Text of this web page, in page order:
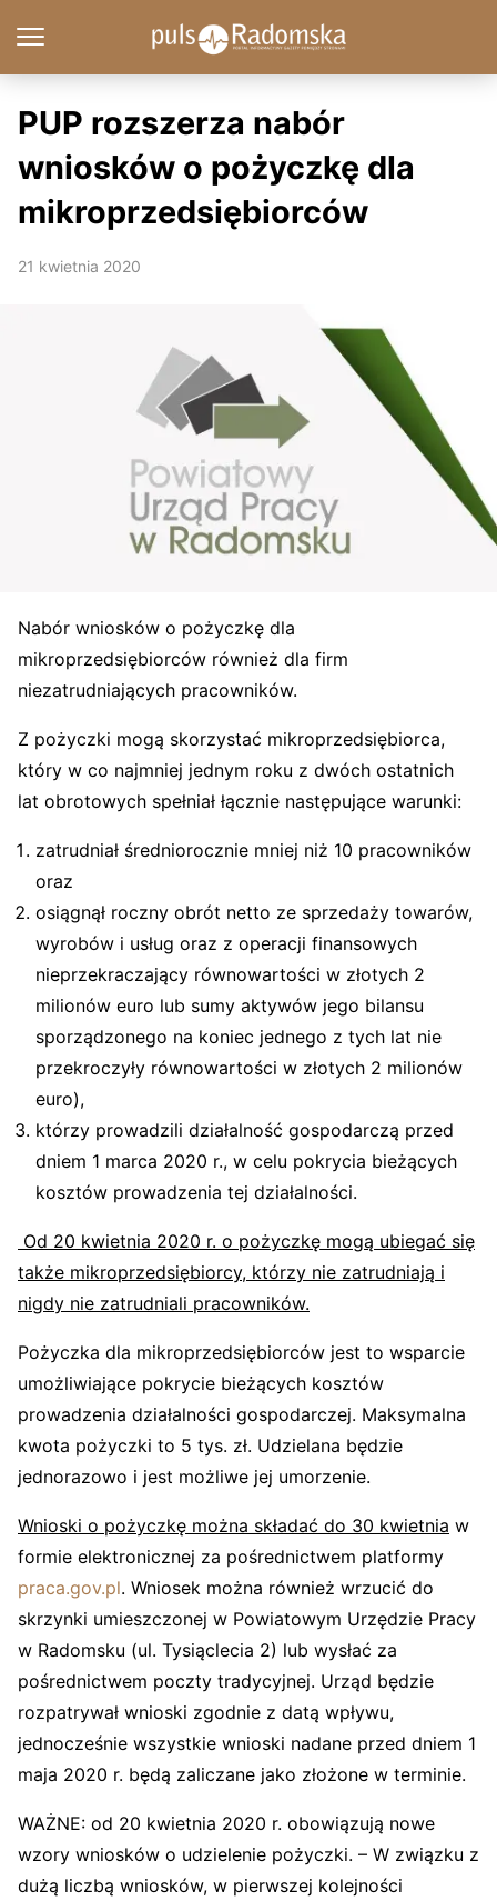
PUP rozszerza nabór
wniosków o pożyczkę dla
mikroprzedsiębiorców
21 kwietnia 2020
Nabór wniosków o pożyczkę dla
mikroprzedsiębiorców również dla firm
niezatrudniających pracowników.
Z pożyczki mogą skorzystać mikroprzedsiębiorca,
który w co najmniej jednym roku z dwóch ostatnich
lat obrotowych spełniał łącznie następujące warunki:
zatrudniał średniorocznie mniej niż 10 pracowników
oraz
osiągnął roczny obrót netto ze sprzedaży towarów,
wyrobów i usług oraz z operacji finansowych
nieprzekraczający równowartości w złotych 2
milionów euro lub sumy aktywów jego bilansu
sporządzonego na koniec jednego z tych lat nie
przekroczyły równowartości w złotych 2 milionów
euro),
którzy prowadzili działalność gospodarczą przed
dniem 1 marca 2020 r., w celu pokrycia bieżących
kosztów prowadzenia tej działalności.
Od 20 kwietnia 2020 r. o pożyczkę mogą ubiegać się
także mikroprzedsiębiorcy, którzy nie zatrudniają i
nigdy nie zatrudniali pracowników.
Pożyczka dla mikroprzedsiębiorców jest to wsparcie
umożliwiające pokrycie bieżących kosztów
prowadzenia działalności gospodarczej. Maksymalna
kwota pożyczki to 5 tys. zł. Udzielana będzie
jednorazowo i jest możliwe jej umorzenie.
Wnioski o pożyczkę można składać do 30 kwietnia w
formie elektronicznej za pośrednictwem platformy
praca.gov.pl. Wniosek można również wrzucić do
skrzynki umieszczonej w Powiatowym Urzędzie Pracy
w Radomsku (ul. Tysiąclecia 2) lub wysłać za
pośrednictwem poczty tradycyjnej. Urząd będzie
rozpatrywał wnioski zgodnie z datą wpływu,
jednocześnie wszystkie wnioski nadane przed dniem 1
maja 2020 r. będą zaliczane jako złożone w terminie.
WAŻNE: od 20 kwietnia 2020 r. obowiązują nowe
wzory wniosków o udzielenie pożyczki. – W związku z
dużą liczbą wniosków, w pierwszej kolejności